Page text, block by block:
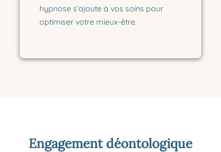
hypnose s’ajoute à vos soins pour
optimiser votre mieux-être.
Engagement déontologique